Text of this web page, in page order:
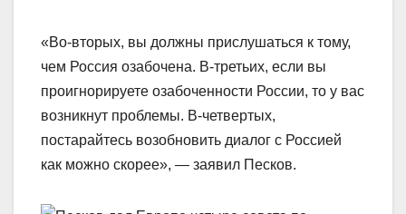
«Во-вторых, вы должны прислушаться к тому,
чем Россия озабочена. В-третьих, если вы
проигнорируете озабоченности России, то у вас
возникнут проблемы. В-четвертых,
постарайтесь возобновить диалог с Россией
как можно скорее», — заявил Песков.